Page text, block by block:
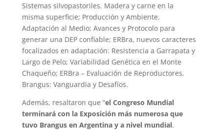
Sistemas silvopastoriles. Madera y carne en la
misma superficie; Producción y Ambiente.
Adaptación al Medio; Avances y Protocolo para
generar una DEP confiable; ERBra, nuevos caracteres
focalizados en adaptación: Resistencia a Garrapata y
Largo de Pelo; Variabilidad Genética en el Monte
Chaqueño; ERBra – Evaluación de Reproductores.
Brangus: Vanguardia y Desafíos.
Además, resaltaron que “el Congreso Mundial
terminará con la Exposición más numerosa que
tuvo Brangus en Argentina y a nivel mundial.